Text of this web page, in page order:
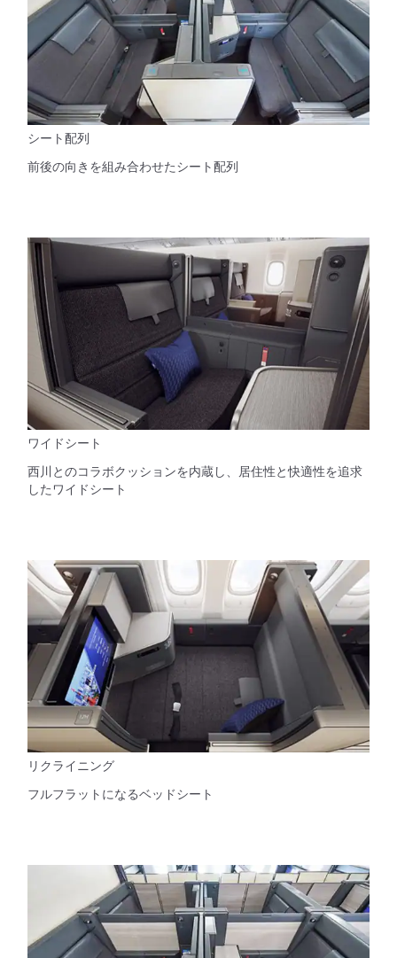
シート配列
前後の向きを組み合わせたシート配列
ワイドシート
西川とのコラボクッションを内蔵し、居住性と快適性を追求
したワイドシート
リクライニング
フルフラットになるベッドシート